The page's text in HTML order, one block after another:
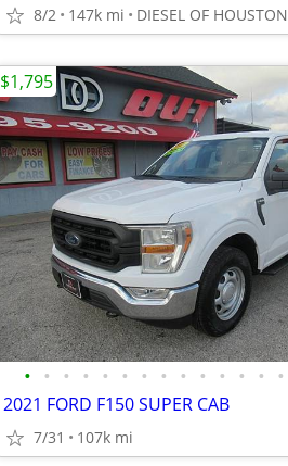
8/2 147k mi DIESEL OF HOUSTON
• • • • • • • • • • • • • •
2021 FORD F150 SUPER CAB
7/31 107k mi
$1,795